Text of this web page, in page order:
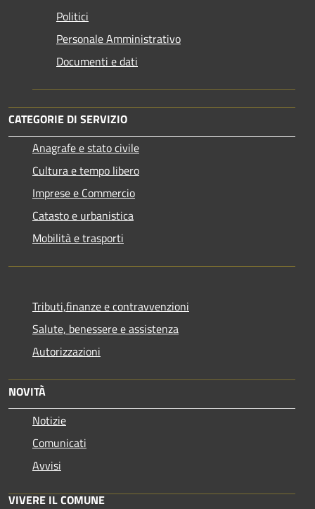
Politici
Personale Amministrativo
Documenti e dati
CATEGORIE DI SERVIZIO
Anagrafe e stato civile
Cultura e tempo libero
Imprese e Commercio
Catasto e urbanistica
Mobilità e trasporti
Tributi,finanze e contravvenzioni
Salute, benessere e assistenza
Autorizzazioni
NOVITÀ
Notizie
Comunicati
Avvisi
VIVERE IL COMUNE